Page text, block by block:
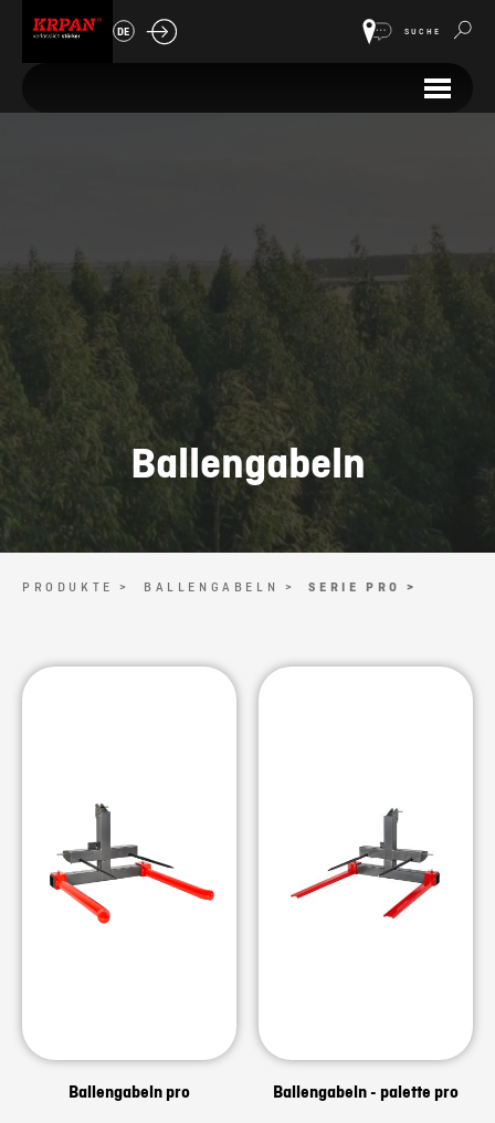
DE SUCHE
Ballengabeln
PRODUKTE > BALLENGABELN > SERIE PRO >
Ballengabeln pro Ballengabeln - palette pro